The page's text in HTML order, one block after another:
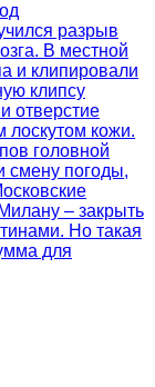
разрыв
В местной
и клипировали
клипсу
отверстие
лоскутом кожи.
головной
смену погоды,
– закрыть
Но такая
для